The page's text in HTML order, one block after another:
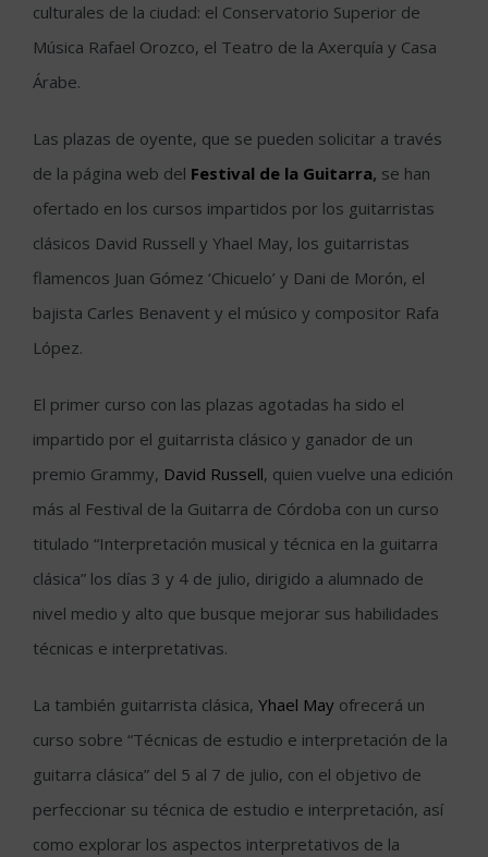
culturales de la ciudad: el Conservatorio Superior de
Música Rafael Orozco, el Teatro de la Axerquía y Casa
Árabe.
Las plazas de oyente, que se pueden solicitar a través
de la página web del Festival de la Guitarra, se han
ofertado en los cursos impartidos por los guitarristas
clásicos David Russell y Yhael May, los guitarristas
flamencos Juan Gómez ‘Chicuelo’ y Dani de Morón, el
bajista Carles Benavent y el músico y compositor Rafa
López.
El primer curso con las plazas agotadas ha sido el
impartido por el guitarrista clásico y ganador de un
premio Grammy, David Russell, quien vuelve una edición
más al Festival de la Guitarra de Córdoba con un curso
titulado “Interpretación musical y técnica en la guitarra
clásica” los días 3 y 4 de julio, dirigido a alumnado de
nivel medio y alto que busque mejorar sus habilidades
técnicas e interpretativas.
La también guitarrista clásica, Yhael May ofrecerá un
curso sobre “Técnicas de estudio e interpretación de la
guitarra clásica” del 5 al 7 de julio, con el objetivo de
perfeccionar su técnica de estudio e interpretación, así
como explorar los aspectos interpretativos de la